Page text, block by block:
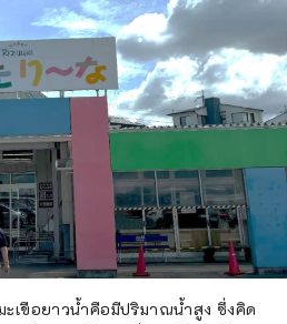
เขือยาวน้ำคือมีปริมาณน้ำสูง ซึ่งคิด